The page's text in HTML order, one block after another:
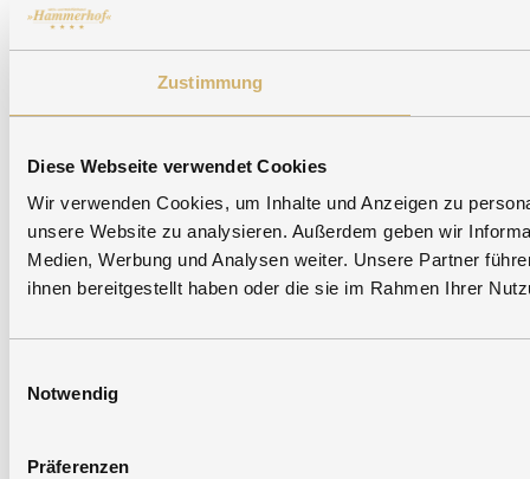
Zustimmung
Diese Webseite verwendet Cookies
Wir verwenden Cookies, um Inhalte und Anzeigen zu
unsere Website zu analysieren. Außerdem geben wir
Medien, Werbung und Analysen weiter. Unsere Partner
ihnen bereitgestellt haben oder die sie im Rahmen Ihrer
Notwendig
Präferenzen